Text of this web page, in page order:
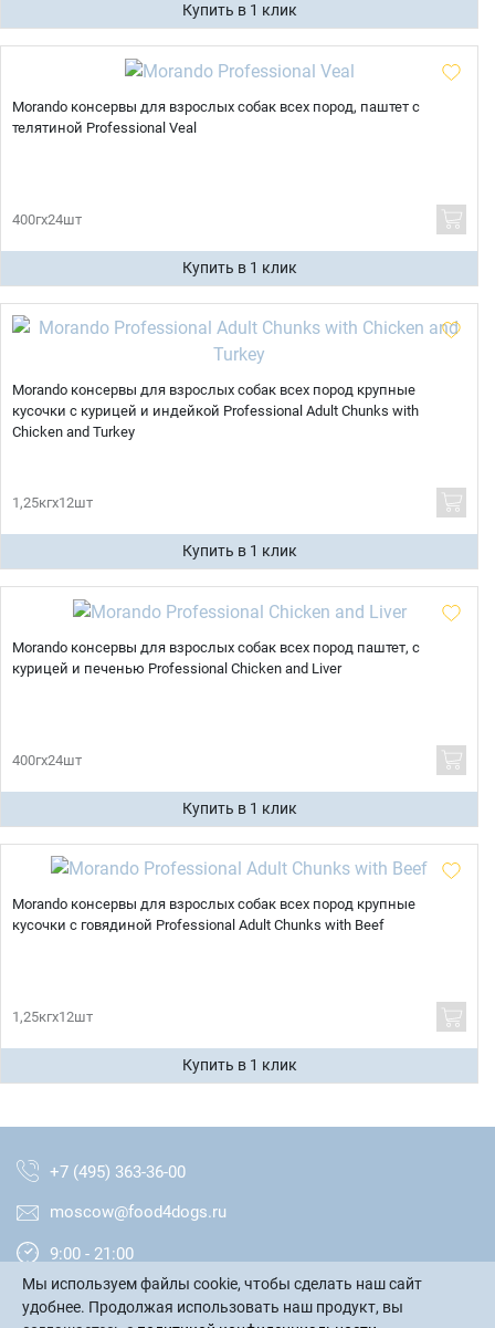
Купить в 1 клик
Morando консервы для взрослых собак всех пород, паштет с
телятиной Professional Veal
400гх24шт
Купить в 1 клик
Morando консервы для взрослых собак всех пород крупные
кусочки с курицей и индейкой Professional Adult Chunks with
Chicken and Turkey
1,25кгх12шт
Купить в 1 клик
Morando консервы для взрослых собак всех пород паштет, с
курицей и печенью Professional Chicken and Liver
400гх24шт
Купить в 1 клик
Morando консервы для взрослых собак всех пород крупные
кусочки с говядиной Professional Adult Chunks with Beef
1,25кгх12шт
Купить в 1 клик
+7 (495) 363-36-00
moscow@food4dogs.ru
9:00 - 21:00
Москва и МО
Мы используем файлы cookie, чтобы сделать наш сайт
удобнее. Продолжая использовать наш продукт, вы